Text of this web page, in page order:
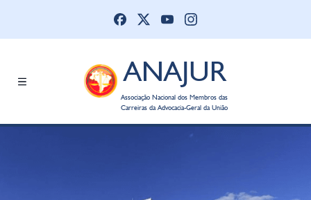
ANAJUR
Associação Nacional dos Membros das
Carreiras da Advocacia-Geral da União